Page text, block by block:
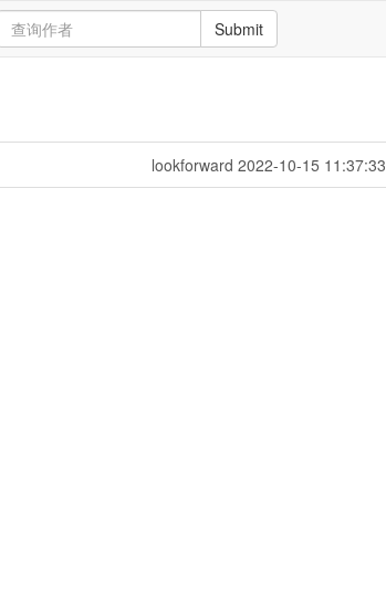
Submit
lookforward 2022-10-15 11:37:33